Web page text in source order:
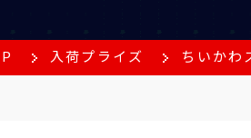
入荷プライズ ちいかわ